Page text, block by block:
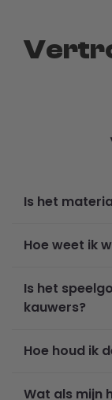
Material: TPR
Color: Coffee,
Is het
Hoe weet ik
Is het
kauwers?
Hoe houd ik
Wat als mijn